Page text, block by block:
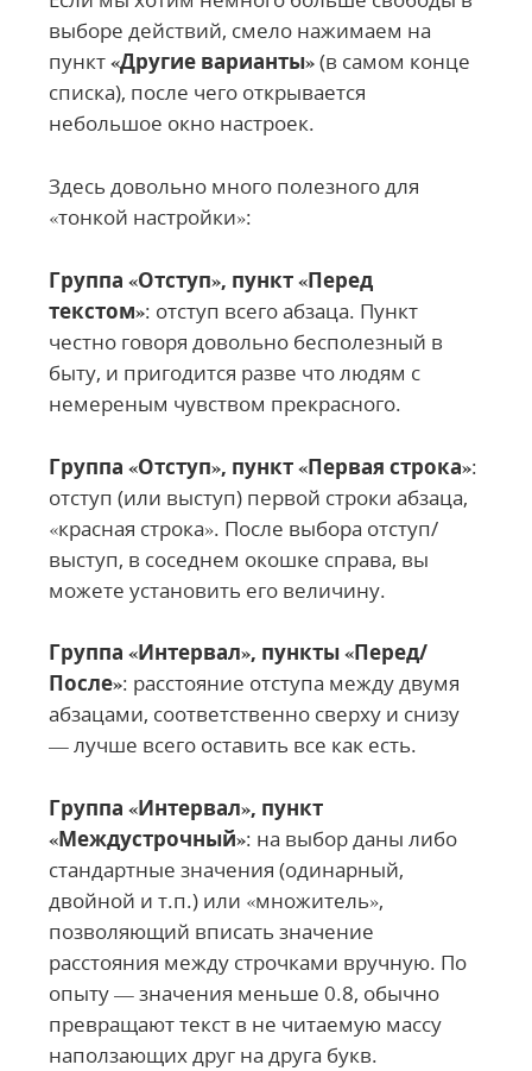
выборе действий, смело нажимаем на
пункт«Другие варианты»(в самом конце
списка), после чего открывается
небольшое окно настроек.
Здесь довольно много полезного для
«тонкой настройки»:
Группа «Отступ», пункт «Перед
текстом»: отступ всего абзаца. Пункт
честно говоря довольно бесполезный в
быту, и пригодится разве что людям с
немереным чувством прекрасного.
Группа «Отступ», пункт «Первая строка»:
отступ (или выступ) первой строки абзаца,
«красная строка». После выбора отступ/
выступ, в соседнем окошке справа, вы
можете установить его величину.
Группа «Интервал», пункты «Перед/
После»: расстояние отступа между двумя
абзацами, соответственно сверху и снизу
— лучше всего оставить все как есть.
Группа «Интервал», пункт
«Междустрочный»: на выбор даны либо
стандартные значения (одинарный,
двойной и т.п.) или «множитель»,
позволяющий вписать значение
расстояния между строчками вручную. По
опыту — значения меньше 0.8, обычно
превращают текст в не читаемую массу
наползающих друг на друга букв.